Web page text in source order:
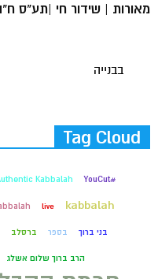
מאורות | שידור חי |תע"ס
בבנייה
Tag Cloud
#YouCut
Kabbalah
kabbalah
live
בני ברוך בספר ברסלב
הרב ברוך שלום אשלג